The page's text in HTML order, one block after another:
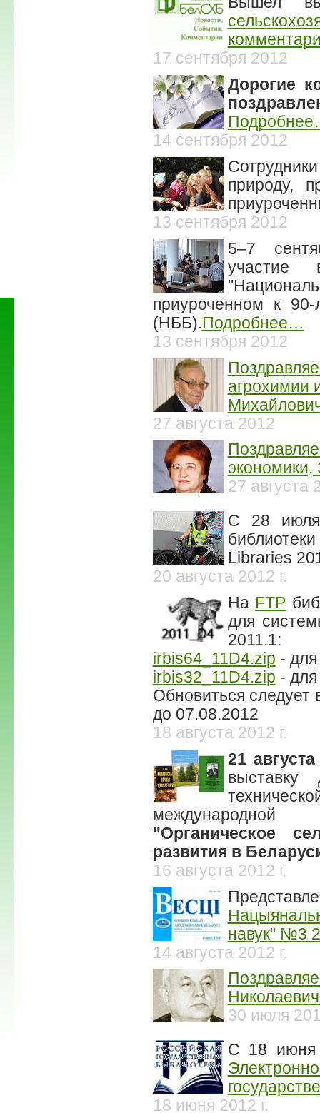
17 сентября 2012
Дорогие
14 сентября 2012
природу,
13 сентября 2012
5–7
участие
приуроченном к
(НББ).Подробнее…
13 сентября 2012
агрохимии
27 августа 2012
27 августа
С 28 июля
Libraries
20 августа 2012 г.
На FTP
для
2011.1:
irbis64_11D4.zip -
irbis32_11D4.zip -
Обновиться следует
до 07.08.2012
18 августа 2012 г.
21
выставку
международной
"Органическое
развития в
16 августа 2012 г.
навук" №3
14 августа 2012 г.
30 июля
С 18 июня
18 июня 2012 г.